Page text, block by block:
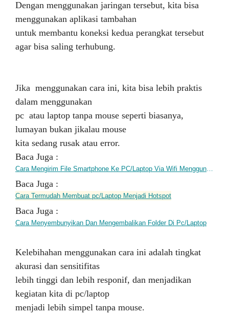
Dengan menggunakan jaringan tersebut, kita bisa
menggunakan aplikasi tambahan
untuk membantu koneksi kedua perangkat tersebut
agar bisa saling terhubung.
Jika menggunakan cara ini, kita bisa lebih praktis
dalam menggunakan
pc atau laptop tanpa mouse seperti biasanya,
lumayan bukan jikalau mouse
kita sedang rusak atau error.
Baca Juga :
Baca Juga :
Cara Termudah Membuat pc/Laptop Menjadi Hotspot
Baca Juga :
Cara Menyembunyikan Dan Mengembalikan Folder Di Pc/Laptop
Kelebihahan menggunakan cara ini adalah tingkat
akurasi dan sensitifitas
lebih tinggi dan lebih responif, dan menjadikan
kegiatan kita di pc/laptop
menjadi lebih simpel tanpa mouse.